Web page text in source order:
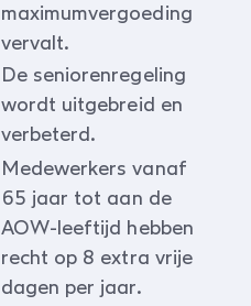
maximumvergoeding
vervalt.
De seniorenregeling
wordt uitgebreid en
verbeterd.
Medewerkers vanaf
65 jaar tot aan de
AOW-leeftijd hebben
recht op 8 extra vrije
dagen per jaar.